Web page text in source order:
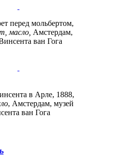
перед мольбертом,
масло, Амстердам,
ван Гога
в Арле, 1888,
, Амстердам, музей
ван Гога